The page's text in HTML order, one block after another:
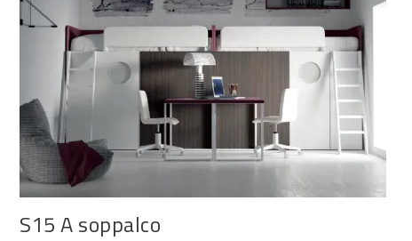
S15 A soppalco